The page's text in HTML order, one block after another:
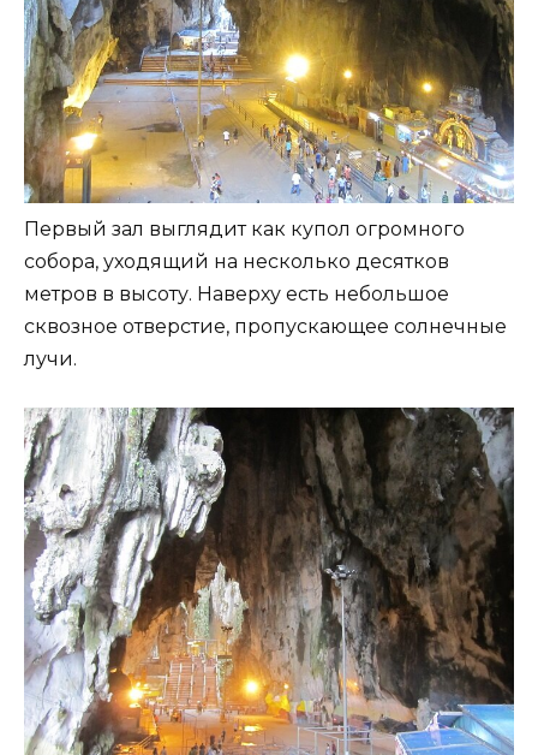
Первый зал выглядит как купол огромного
собора, уходящий на несколько десятков
метров в высоту. Наверху есть небольшое
сквозное отверстие, пропускающее солнечные
лучи.